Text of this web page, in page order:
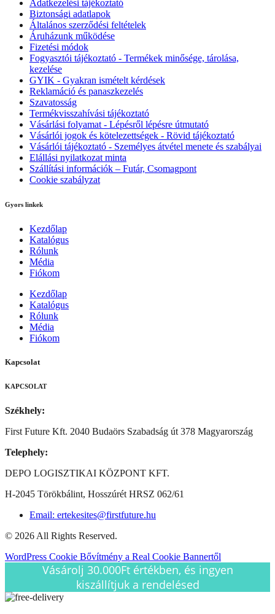
Adatkezelési tájékoztató
Biztonsági adatlapok
Általános szerződési feltételek
Áruházunk működése
Fizetési módok
Fogyasztói tájékoztató - Termékek minősége, tárolása,
kezelése
GYIK - Gyakran ismételt kérdések
Reklamáció és panaszkezelés
Szavatosság
Termékvisszahívási tájékoztató
Vásárlási folyamat - Lépésről lépésre útmutató
Vásárlói jogok és kötelezettségek - Rövid tájékoztató
Vásárlói tájékoztató - Személyes átvétel menete és szabályai
Elállási nyilatkozat minta
Szállítási információk – Futár, Csomagpont
Cookie szabályzat
Gyors linkek
Kezdőlap
Katalógus
Rólunk
Média
Fiókom
Kezdőlap
Katalógus
Rólunk
Média
Fiókom
Kapcsolat
KAPCSOLAT
Székhely:
First Future Kft. 2040 Budaörs Szabadság út 378 Magyarország
Telephely:
DEPO LOGISZTIKAI KÖZPONT KFT.
H-2045 Törökbálint, Hosszúrét HRSZ 062/61
Email: ertekesites@firstfuture.hu
© 2026 All Rights Reserved.
WordPress Cookie Bővítmény a Real Cookie Bannertől
Vásárolj 30.000Ft értékben, és ingyen
kiszállítjuk a rendelésed